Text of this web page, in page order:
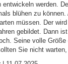
werden.
blühen zu
müssen. Der
gebildet. Dann
Seine volle
Sie nicht